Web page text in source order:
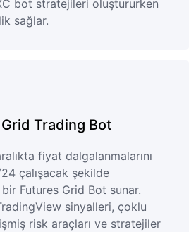
bot stratejileri oluştururken
sağlar.
Trading Bot
fiyat dalgalanmalarını
çalışacak şekilde
Futures Grid Bot sunar.
sinyalleri, çoklu
risk araçları ve stratejiler